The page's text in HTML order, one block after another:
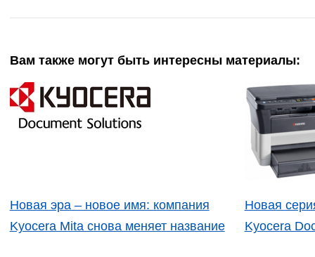
Вам также могут быть интересны материалы:
Новая эра – новое имя: компания
Kyocera Mita снова меняет название
Новая
Kyocera